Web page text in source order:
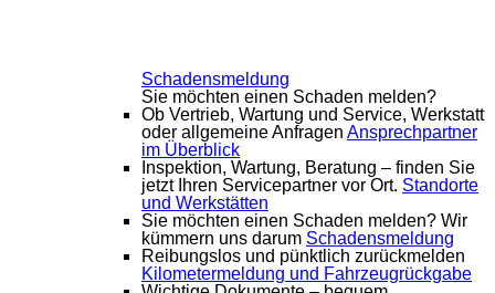
Schadensmeldung
Sie möchten einen Schaden melden?
Ob Vertrieb, Wartung und Service, Werkstatt
oder allgemeine Anfragen Ansprechpartner
im Überblick
Inspektion, Wartung, Beratung – finden Sie
jetzt Ihren Servicepartner vor Ort. Standorte
und Werkstätten
Sie möchten einen Schaden melden? Wir
kümmern uns darum Schadensmeldung
Reibungslos und pünktlich zurückmelden
Kilometermeldung und Fahrzeugrückgabe